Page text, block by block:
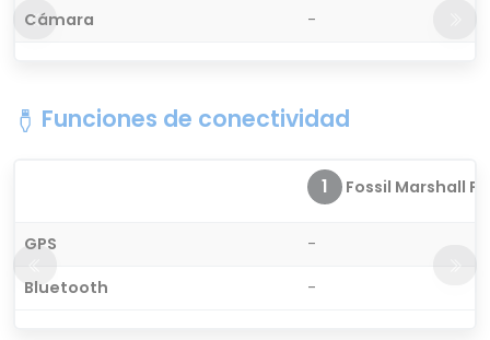
Cámara -
Funciones de conectividad
1 Fossil Marshall
GPS
-
Bluetooth
-